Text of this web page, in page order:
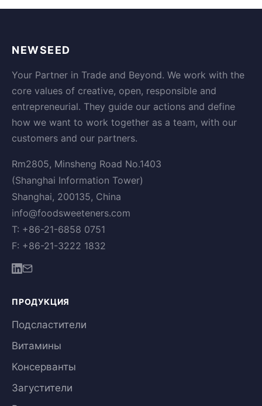
NEWSEED
Your Partner in Trade and Beyond. We work with the
core values of creative, open, responsible and
entrepreneurial. They guide our actions and define
how we want to work together as a team, with our
customers and our partners.
Rm2805, Minsheng Road No.1403
(Shanghai Information Tower)
Shanghai, 200135, China
info@foodsweeteners.com
T: +86-21-6858 0751
F: +86-21-3222 1832
ПРОДУКЦИЯ
Подсластители
Витамины
Консерванты
Загустители